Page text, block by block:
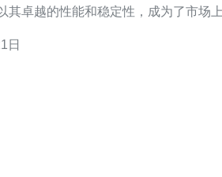
其卓越的性能和稳定性，成为了市场
台湾防高文功放采用先进的技术和高品
日